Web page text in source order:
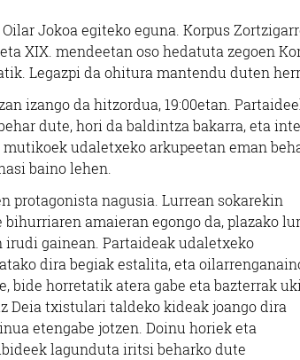
Jokoa egiteko eguna. Korpus
XIX. mendeetan oso hedatuta zegoen
Legazpi da ohitura mantendu duten
izango da hitzordua, 19:00etan.
dute, hori da baldintza bakarra, eta
udaletxeko arkupeetan eman
baino lehen.
protagonista nagusia. Lurrean sokarekin
amaieran egongo da, plazako
irudi gainean. Partaideak udaletxeko
dira begiak estalita, eta
bide horretatik atera gabe eta bazterrak
Deia txistulari taldeko kideak joango dira
etengabe jotzen. Doinu horiek eta
lagunduta iritsi beharko dute